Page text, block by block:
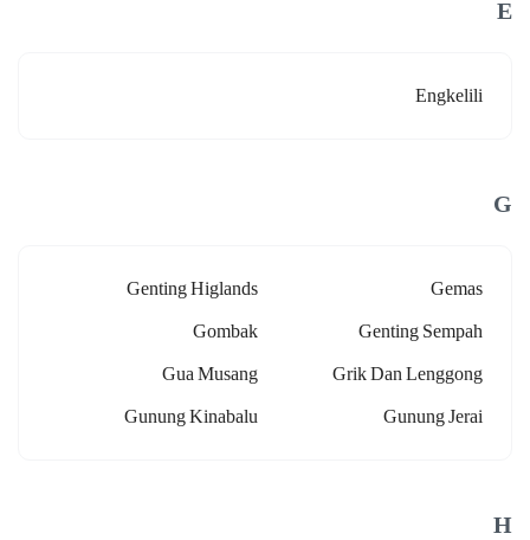
E
Engkelili
G
Gemas
Genting Higlands
Genting Sempah
Gombak
Grik Dan Lenggong
Gua Musang
Gunung Jerai
Gunung Kinabalu
H